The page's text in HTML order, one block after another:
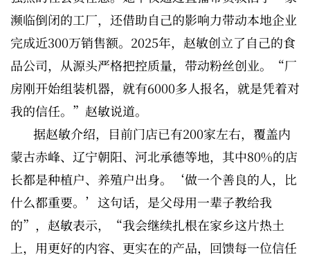
濒临倒闭的工厂，还借助自己的影响力带动本地企业
完成近300万销售额。2025年，赵敏创立了自己的食
品公司，从源头严格把控质量，带动粉丝创业。“厂
房刚开始组装机器，就有6000多人报名，就是凭着对
我的信任。”赵敏说道。
据赵敏介绍，目前门店已有200家左右，覆盖内
蒙古赤峰、辽宁朝阳、河北承德等地，其中80%的店
长都是种植户、养殖户出身。‘做一个善良的人，比
什么都重要。’这句话，是父母用一辈子教给我
的”，赵敏表示，“我会继续扎根在家乡这片热土
上，用更好的内容、更实在的产品，回馈每一位信任